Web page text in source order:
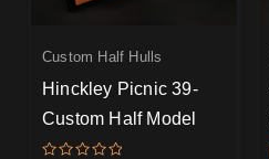
Custom Half Hulls
Hinckley Picnic 39-
Custom Half Model